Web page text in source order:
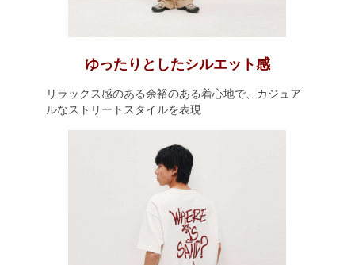
ゆったりとしたシルエット感
リラックス感のある余裕のある着心地で、カジュア
ルなストリートスタイルを表現